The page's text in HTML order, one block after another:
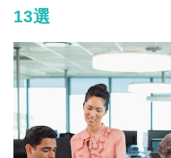
13選